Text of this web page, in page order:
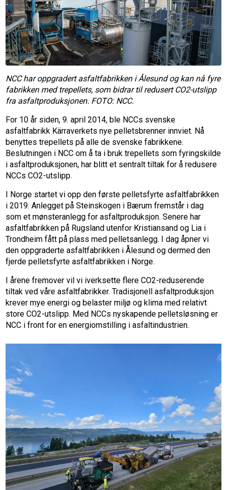
NCC har oppgradert asfaltfabrikken i Ålesund og kan nå fyre
fabrikken med trepellets, som bidrar til redusert CO2-utslipp
fra asfaltproduksjonen. FOTO: NCC.
For 10 år siden, 9. april 2014, ble NCCs svenske
asfaltfabrikk Kärraverkets nye pelletsbrenner innviet. Nå
benyttes trepellets på alle de svenske fabrikkene.
Beslutningen i NCC om å ta i bruk trepellets som fyringskilde
i asfaltproduksjonen, har blitt et sentralt tiltak for å redusere
NCCs CO2-utslipp.
I Norge startet vi opp den første pelletsfyrte asfaltfabrikken
i 2019. Anlegget på Steinskogen i Bærum fremstår i dag
som et mønsteranlegg for asfaltproduksjon. Senere har
asfaltfabrikken på Rugsland utenfor Kristiansand og Lia i
Trondheim fått på plass med pelletsanlegg. I dag åpner vi
den oppgraderte asfaltfabrikken i Ålesund og dermed den
fjerde pelletsfyrte asfaltfabrikken i Norge.
I årene fremover vil vi iverksette flere CO2-reduserende
tiltak ved våre asfaltfabrikker. Tradisjonell asfaltproduksjon
krever mye energi og belaster miljø og klima med relativt
store CO2-utslipp. Med NCCs nyskapende pelletsløsning er
NCC i front for en energiomstilling i asfaltindustrien.